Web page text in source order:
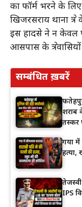
का फॉर्म भरने के
खिजरसराय थाना
इस हादसे ने न केवल
आसपास के
सम्बंधित ख़बरें
शराब
तस्कर
गया में
IPS